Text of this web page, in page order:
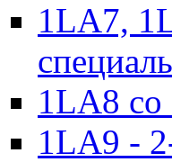
1LA7,
1LA8 со
1LA9 -